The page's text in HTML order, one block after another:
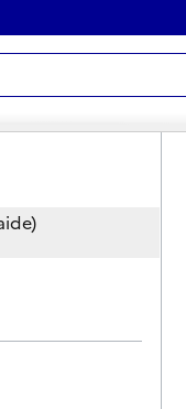
la qualité
Voir la fiche